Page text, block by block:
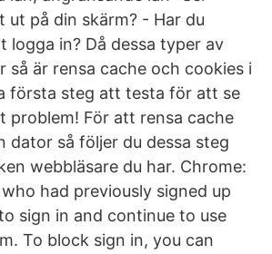
ut på din skärm? - Har du
logga in? Då dessa typer av
så är rensa cache och cookies i
första steg att testa för att se
problem! För att rensa cache
dator så följer du dessa steg
webbläsare du har. Chrome:
had previously signed up
sign in and continue to use
To block sign in, you can